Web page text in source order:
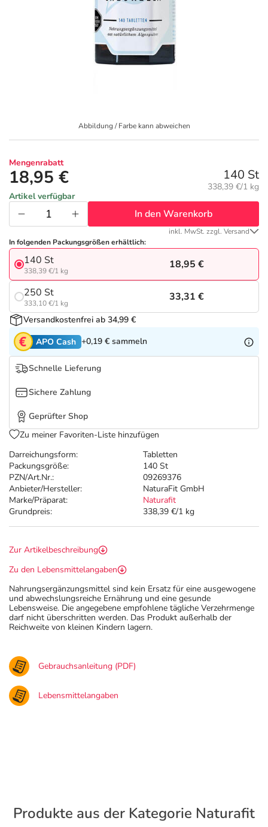
Körperpflege & Kosmetik
Mutter & Kind
Nahrungsergänzung
Natur & Homöopathie
Sport & Fitness
Tierapotheke
Vitamine & Mineralstoffe
Marken
Aktuelle Coupons 7
Reiseapotheke
Insektenschutz
Sonnenpflege
Sommerpflege für Haar und Kopfhaut
Täglich gut versorgt
Fragen und Antworten
Beliebte Beiträge
E-Rezept einlösen
E-Rezept App
Avene & Ducray Deals
Evolsin Deals
Frontline & Frontpro Deals
Nattermann Deals
Refluthin, Lasea & Carmenthin Deals
Salus Deals
Abbildung / Farbe kann abweichen
Darreichungsform:
Tabletten
Packungsgröße:
140 St
PZN/Art.Nr.:
09269376
Anbieter/Hersteller:
NaturaFit GmbH
Marke/Präparat:
Naturafit
Grundpreis:
338,39 €/1 kg
Mengenrabatt
18,95 € 140 St
Grundpreis:
338,39 €/1 kg
Artikel verfügbar
In den Warenkorb
inkl. MwSt. zzgl. Versand
In folgenden Packungsgrößen erhältlich:
140 St
338,39 €/1 kg
18,95 €
250 St
333,10 €/1 kg
33,31 €
Versandkostenfrei ab 34,99 €
APO Cash +0,19 € sammeln
Schnelle Lieferung
Sichere Zahlung
Geprüfter Shop
Zu meiner Favoriten-Liste hinzufügen
Zur Artikelbeschreibung
Zu den Lebensmittelangaben
Nahrungsergänzungsmittel sind kein Ersatz für eine ausgewogene
und abwechslungsreiche Ernährung und eine gesunde
Lebensweise. Die angegebene empfohlene tägliche Verzehrmenge
darf nicht überschritten werden. Das Produkt außerhalb der
Reichweite von kleinen Kindern lagern.
Gebrauchsanleitung (PDF)
Lebensmittelangaben
Produkte aus der Kategorie Naturafit